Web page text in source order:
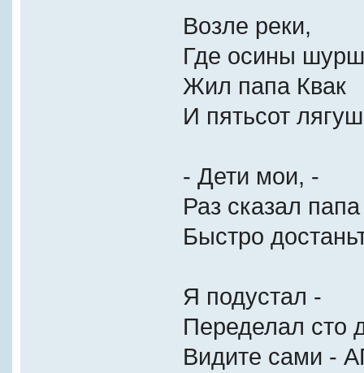
Возле реки,
Где осины
Жил папа Квак
И пятьсот
- Дети мои, -
Раз сказал
Быстро
Я подустал -
Переделал сто
Видите сами -